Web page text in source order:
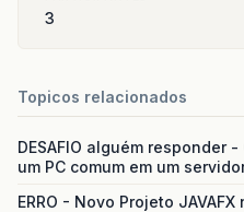
3
Topicos relacionados
DESAFIO alguém responder
um PC comum em um
ERRO - Novo Projeto JAVAFX